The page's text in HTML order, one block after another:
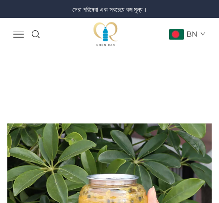
সেরা পরিষেবা এবং সবচেয়ে কম মূল্য।
BN